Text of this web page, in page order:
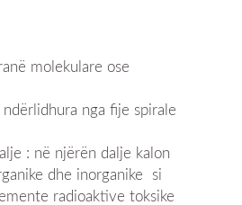
molekulare ose
nga fije spirale
: në njërën dalje kalon
dhe inorganike si
radioaktive toksike